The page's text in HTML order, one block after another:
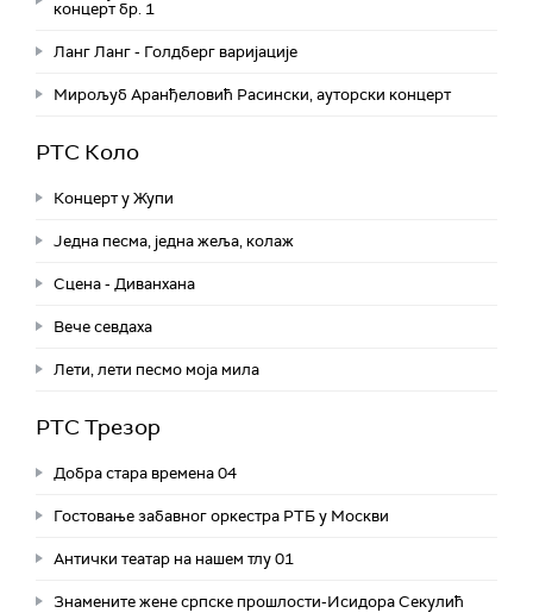
концерт бр. 1
Ланг Ланг - Голдберг варијације
Мирољуб Аранђеловић Расински, ауторски концерт
РТС Коло
Концерт у Жупи
Једна песма, једна жеља, колаж
Сцена - Диванхана
Вече севдаха
Лети, лети песмо моја мила
РТС Трезор
Добра стара времена 04
Гостовање забавног оркестра РТБ у Москви
Антички театар на нашем тлу 01
Знамените жене српске прошлости-Исидора Секулић